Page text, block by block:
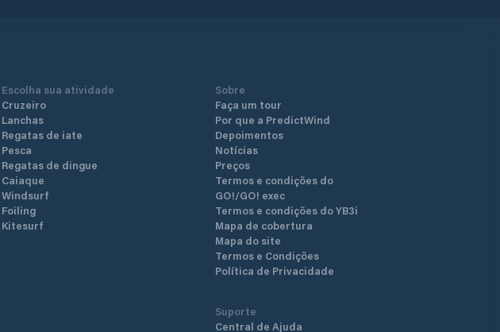
Escolha sua atividade
Cruzeiro
Lanchas
Regatas de iate
Pesca
Regatas de dingue
Caiaque
Windsurf
Foiling
Kitesurf
Sobre
Faça um tour
Por que a PredictWind
Depoimentos
Notícias
Preços
Termos e condições do
GO!/GO! exec
Termos e condições do YB3i
Mapa de cobertura
Mapa do site
Termos e Condições
Política de Privacidade
Suporte
Central de Ajuda